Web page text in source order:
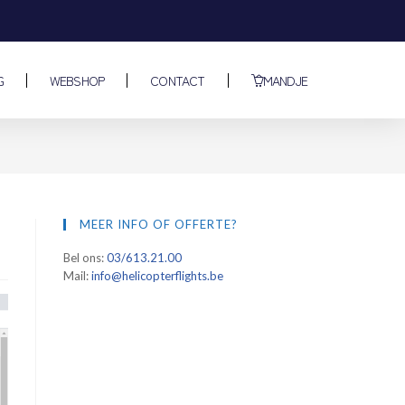
WEBSHOP CONTACT MANDJE
MEER INFO OF OFFERTE?
Bel ons:03/613.21.00
Mail:info@helicopterflights.be